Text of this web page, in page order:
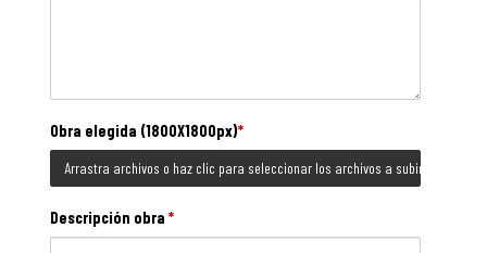
Obra elegida (1800X1800px)*
Arrastra archivos o haz clic para seleccionar los archivos a subir
Descripción obra *